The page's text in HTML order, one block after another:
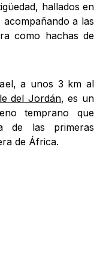
hallados en
a las
como hachas de
a unos 3 km al
del Jordán, es un
temprano que
de las primeras
de África.